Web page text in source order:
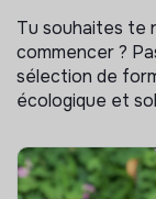
Tu souhaites te
commencer ?
sélection de
écologique et